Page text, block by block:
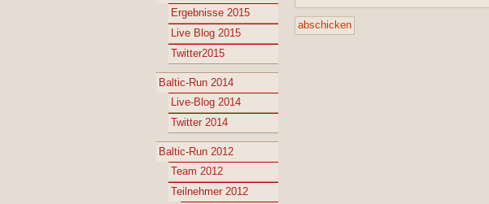
Ergebnisse 2015
Live Blog 2015
Twitter2015
Baltic-Run 2014
Live-Blog 2014
Twitter 2014
Baltic-Run 2012
Team 2012
Teilnehmer 2012